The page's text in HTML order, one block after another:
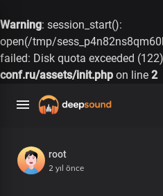
Warning: session_start():
open(/tmp/
failed: Disk quota exceeded
conf.ru/assets/init.php on line 2
root
2 yıl önce